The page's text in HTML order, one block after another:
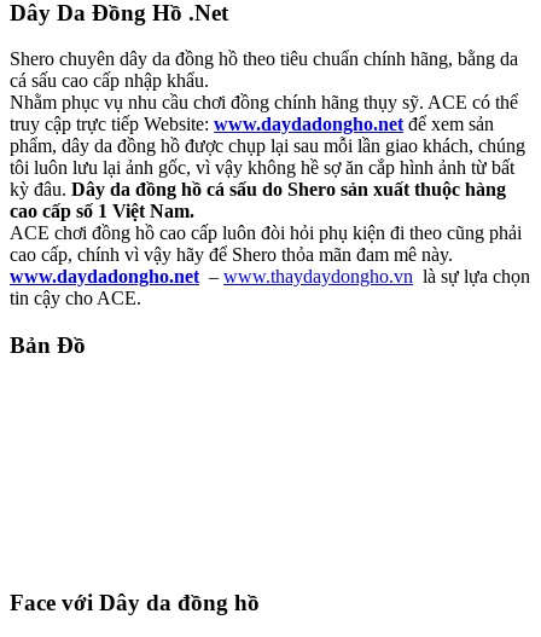
Dây Da Đồng Hồ .Net
Shero chuyên dây da đồng hồ theo tiêu chuẩn chính hãng, bằng da
cá sấu cao cấp nhập khẩu.
Nhằm phục vụ nhu cầu chơi đồng chính hãng thụy sỹ. ACE có thể
truy cập trực tiếp Website: www.daydadongho.net để xem sản
phẩm, dây da đồng hồ được chụp lại sau mỗi lần giao khách, chúng
tôi luôn lưu lại ảnh gốc, vì vậy không hề sợ ăn cắp hình ảnh từ bất
kỳ đâu. Dây da đồng hồ cá sấu do Shero sản xuất thuộc hàng
cao cấp số 1 Việt Nam.
ACE chơi đồng hồ cao cấp luôn đòi hỏi phụ kiện đi theo cũng phải
cao cấp, chính vì vậy hãy để Shero thỏa mãn đam mê này.
www.daydadongho.net – www.thaydaydongho.vn là sự lựa chọn
tin cậy cho ACE.
Bản Đồ
Face với Dây da đồng hồ